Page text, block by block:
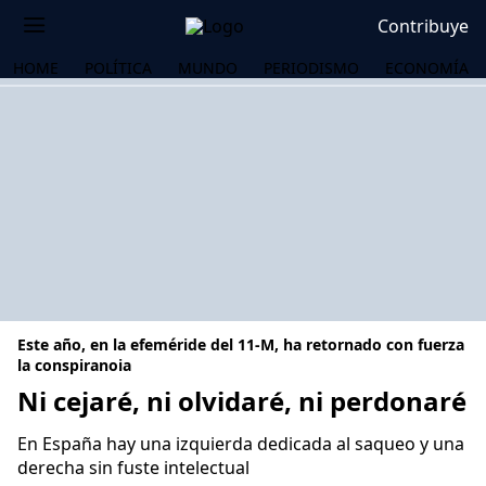
Contribuye
HOME POLÍTICA MUNDO PERIODISMO ECONOMÍA
Este año, en la efeméride del 11-M, ha retornado con fuerza
la conspiranoia
Ni cejaré, ni olvidaré, ni perdonaré
En España hay una izquierda dedicada al saqueo y una
derecha sin fuste intelectual